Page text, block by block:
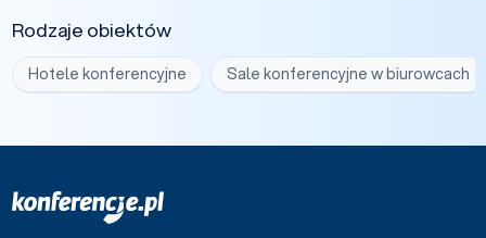
Rodzaje obiektów
Hotele konferencyjne Sale konferencyjne w biurowcach